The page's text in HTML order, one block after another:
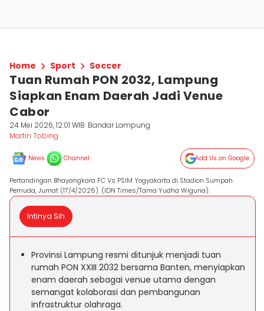
Home Sport Soccer
Tuan Rumah PON 2032, Lampung
Siapkan Enam Daerah Jadi Venue
Cabor
24 Mei 2026, 12:01 WIB Bandar Lampung
Martin Tobing
News Channel Add Us on Google
Pertandingan Bhayangkara FC Vs PSIM Yogyakarta di Stadion Sumpah
Pemuda, Jumat (17/4/2026). (IDN Times/Tama Yudha Wiguna).
Intinya Sih
Provinsi Lampung resmi ditunjuk menjadi tuan
rumah PON XXIII 2032 bersama Banten, menyiapkan
enam daerah sebagai venue utama dengan
semangat kolaborasi dan pembangunan
infrastruktur olahraga.